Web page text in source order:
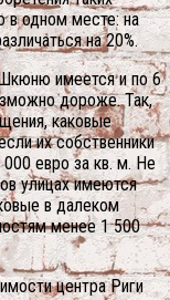
в одном месте: на
на 20%.
имеется и по 6
дороже. Так,
каковые
их собственники
000 евро за кв. м. Не
улицах имеются
в далеком
менее 1 500
центра Риги